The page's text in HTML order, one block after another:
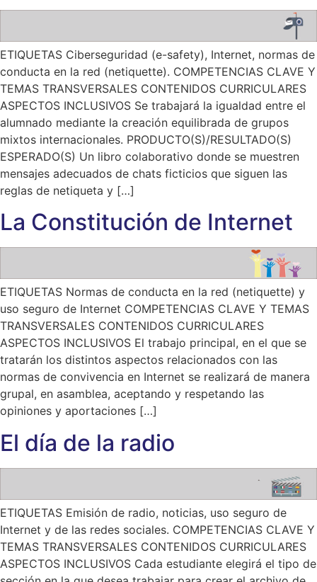
ETIQUETAS Ciberseguridad (e-safety), Internet, normas de
conducta en la red (netiquette). COMPETENCIAS CLAVE Y
TEMAS TRANSVERSALES CONTENIDOS CURRICULARES
ASPECTOS INCLUSIVOS Se trabajará la igualdad entre el
alumnado mediante la creación equilibrada de grupos
mixtos internacionales. PRODUCTO(S)/RESULTADO(S)
ESPERADO(S) Un libro colaborativo donde se muestren
mensajes adecuados de chats ficticios que siguen las
reglas de netiqueta y […]
La Constitución de Internet
ETIQUETAS Normas de conducta en la red (netiquette) y
uso seguro de Internet COMPETENCIAS CLAVE Y TEMAS
TRANSVERSALES CONTENIDOS CURRICULARES
ASPECTOS INCLUSIVOS El trabajo principal, en el que se
tratarán los distintos aspectos relacionados con las
normas de convivencia en Internet se realizará de manera
grupal, en asamblea, aceptando y respetando las
opiniones y aportaciones […]
El día de la radio
ETIQUETAS Emisión de radio, noticias, uso seguro de
Internet y de las redes sociales. COMPETENCIAS CLAVE Y
TEMAS TRANSVERSALES CONTENIDOS CURRICULARES
ASPECTOS INCLUSIVOS Cada estudiante elegirá el tipo de